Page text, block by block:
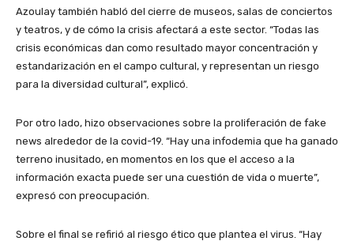
Azoulay también habló del cierre de museos, salas de conciertos
y teatros, y de cómo la crisis afectará a este sector. “Todas las
crisis económicas dan como resultado mayor concentración y
estandarización en el campo cultural, y representan un riesgo
para la diversidad cultural”, explicó.
Por otro lado, hizo observaciones sobre la proliferación de fake
news alrededor de la covid-19. “Hay una infodemia que ha ganado
terreno inusitado, en momentos en los que el acceso a la
información exacta puede ser una cuestión de vida o muerte”,
expresó con preocupación.
Sobre el final se refirió al riesgo ético que plantea el virus. “Hay